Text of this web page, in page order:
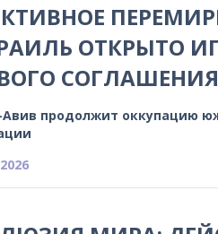
ОТКРЫТО
Авив продолжит оккупацию